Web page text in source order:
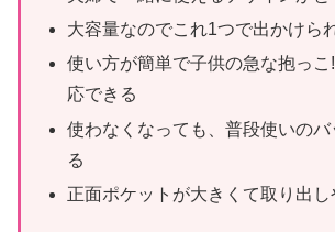
大容量なのでこれ1つで出かけら
使い方が簡単で子供の急な抱っ
応できる
使わなくなっても、普段使いのバ
る
正面ポケットが大きくて取り出し